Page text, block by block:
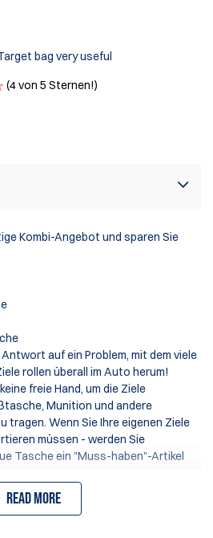
bag very useful
(4 von 5 Sternen!)
Kombi-Angebot und sparen Sie
auf ein Problem, mit dem viele
rollen überall im Auto herum!
freie Hand, um die Ziele
Munition und andere
Wenn Sie Ihre eigenen Ziele
müssen - werden Sie
Tasche ein "Muss-haben"-Artikel
Zielen
Read more